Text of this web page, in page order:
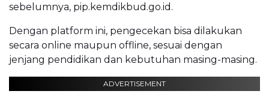
sebelumnya, pip.kemdikbud.go.id.
Dengan platform ini, pengecekan bisa dilakukan
secara online maupun offline, sesuai dengan
jenjang pendidikan dan kebutuhan masing-masing.
ADVERTISEMENT